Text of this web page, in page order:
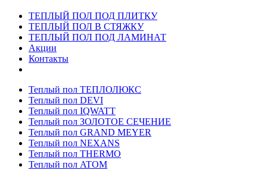
ТЕПЛЫЙ ПОЛ ПОД ПЛИТКУ
ТЕПЛЫЙ ПОЛ В СТЯЖКУ
ТЕПЛЫЙ ПОЛ ПОД ЛАМИНАТ
Акции
Контакты
Теплый пол ТЕПЛОЛЮКС
Теплый пол DEVI
Теплый пол IQWATT
Теплый пол ЗОЛОТОЕ СЕЧЕНИЕ
Теплый пол GRAND MEYER
Теплый пол NEXANS
Теплый пол THERMO
Теплый пол ATOM